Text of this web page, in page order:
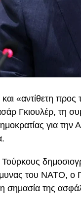
«αντίθετη προς
Γκιουλέρ, τη
για την
του ΝΑΤΟ, ο
σημασία της